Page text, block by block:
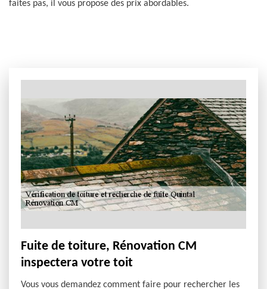
faites pas, il vous propose des prix abordables.
Fuite de toiture, Rénovation CM
inspectera votre toit
Vous vous demandez comment faire pour rechercher les